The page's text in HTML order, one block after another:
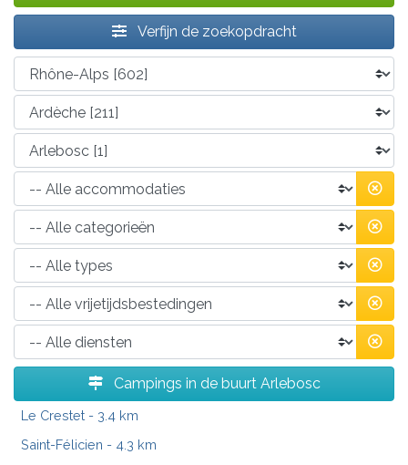
Verfijn de zoekopdracht
Campings in de buurt Arlebosc
Le Crestet - 3.4 km
Saint-Félicien - 4.3 km